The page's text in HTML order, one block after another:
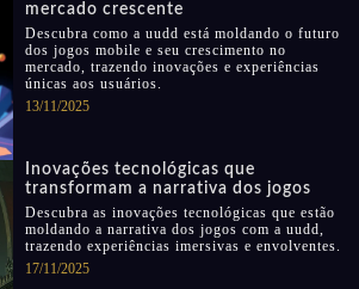
mercado crescente
Descubra como a uudd está moldando o futuro
dos jogos mobile e seu crescimento no
mercado, trazendo inovações e experiências
únicas aos usuários.
13/11/2025
Inovações tecnológicas que
transformam a narrativa dos jogos
Descubra as inovações tecnológicas que estão
moldando a narrativa dos jogos com a uudd,
trazendo experiências imersivas e envolventes.
17/11/2025